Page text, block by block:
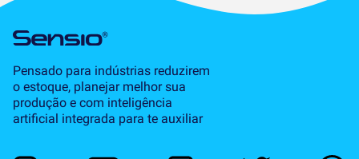
Pensado para indústrias reduzirem
o estoque, planejar melhor sua
produção e com inteligência
artificial integrada para te auxiliar